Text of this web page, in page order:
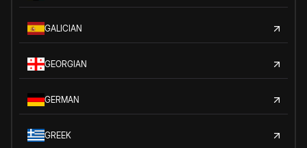
GALICIAN
GEORGIAN
GERMAN
GREEK